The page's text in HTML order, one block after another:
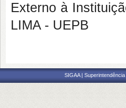
Externo à
LIMA - UEPB
SIGAA |